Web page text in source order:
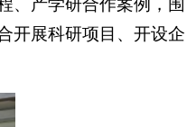
、产学研合作案例，围
开展科研项目、开设企